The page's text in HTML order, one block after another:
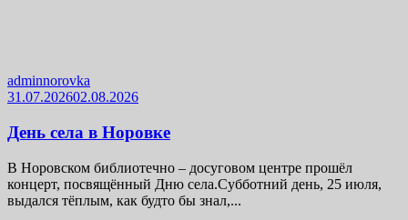
adminnorovka
31.07.202602.08.2026
День села в Норовке
В Норовском библиотечно – досуговом центре прошёл
концерт, посвящённый Дню села.Субботний день, 25 июля,
выдался тёплым, как будто бы знал,...